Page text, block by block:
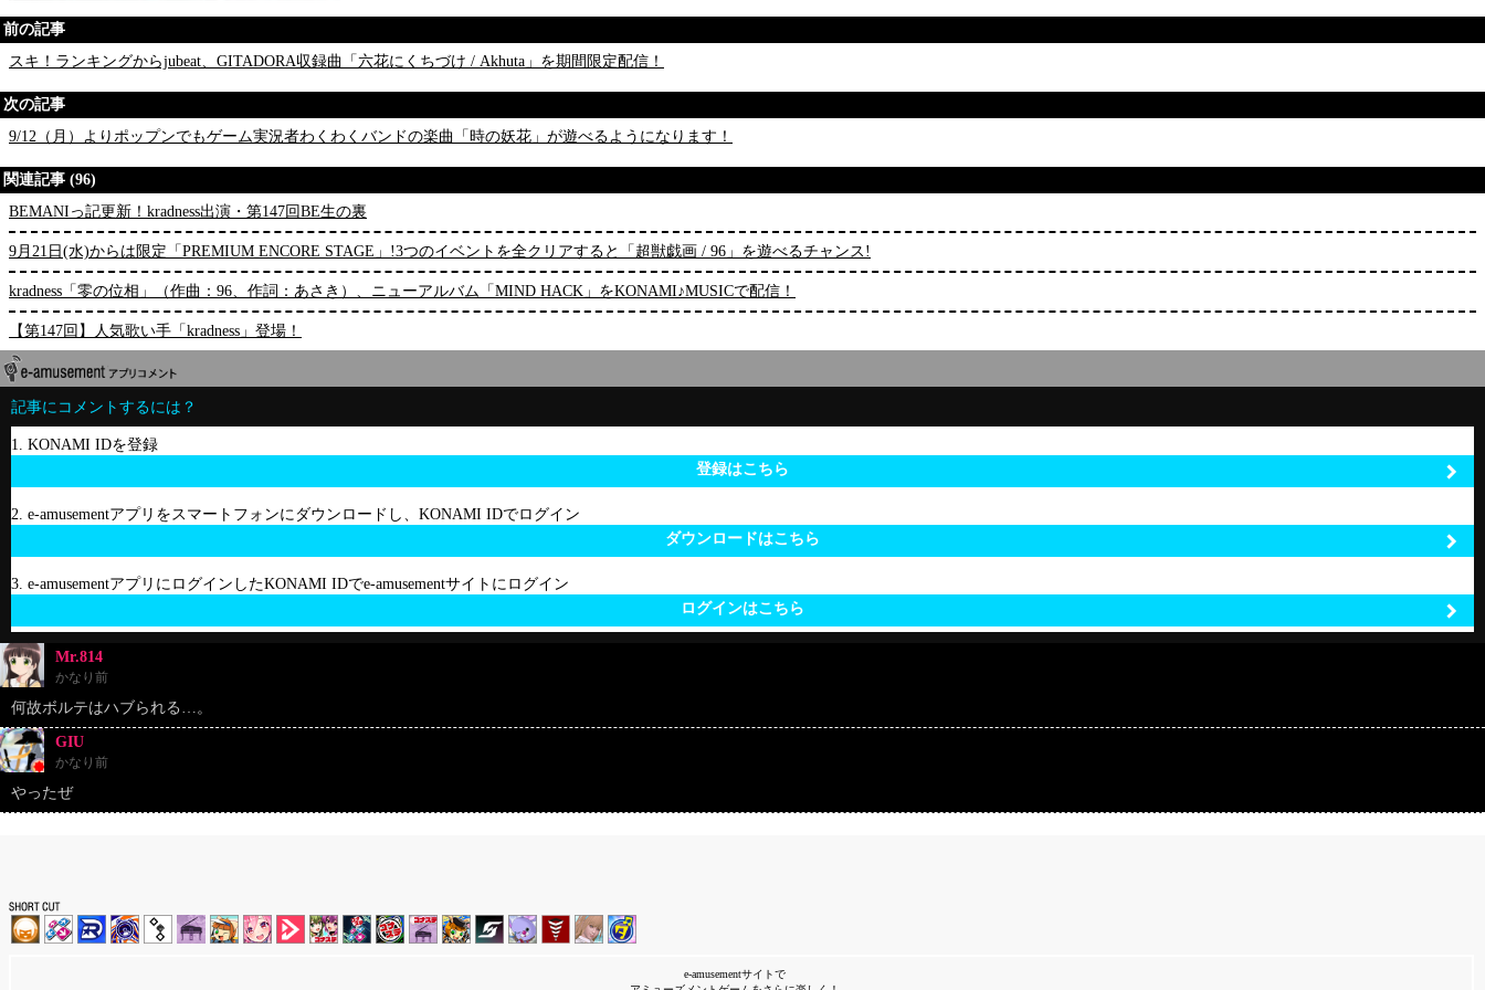
前の記事
スキ！ランキングからjubeat、GITADORA収録曲「六花にくちづけ / Akhuta」を期間限定配信！
次の記事
9/12（月）よりポップンでもゲーム実況者わくわくバンドの楽曲「時の妖花」が遊べるようになります！
関連記事 (96)
BEMANIっ記更新！kradness出演・第147回BE生の裏
9月21日(水)からは限定「PREMIUM ENCORE STAGE」!3つのイベントを全クリアすると「超獣戯画 / 96」を遊べるチャンス!
kradness「零の位相」（作曲：96、作詞：あさき）、ニューアルバム「MIND HACK」をKONAMI♪MUSICで配信！
【第147回】人気歌い手「kradness」登場！
記事にコメントするには？
1. KONAMI IDを登録
登録はこちら
2. e-amusementアプリをスマートフォンにダウンロードし、KONAMI IDでログイン
ダウンロードはこちら
3. e-amusementアプリにログインしたKONAMI IDでe-amusementサイトにログイン
ログインはこちら
Mr.814
かなり前
何故ボルテはハブられる…。
GIU
かなり前
やったぜ
e-amusementサイトで